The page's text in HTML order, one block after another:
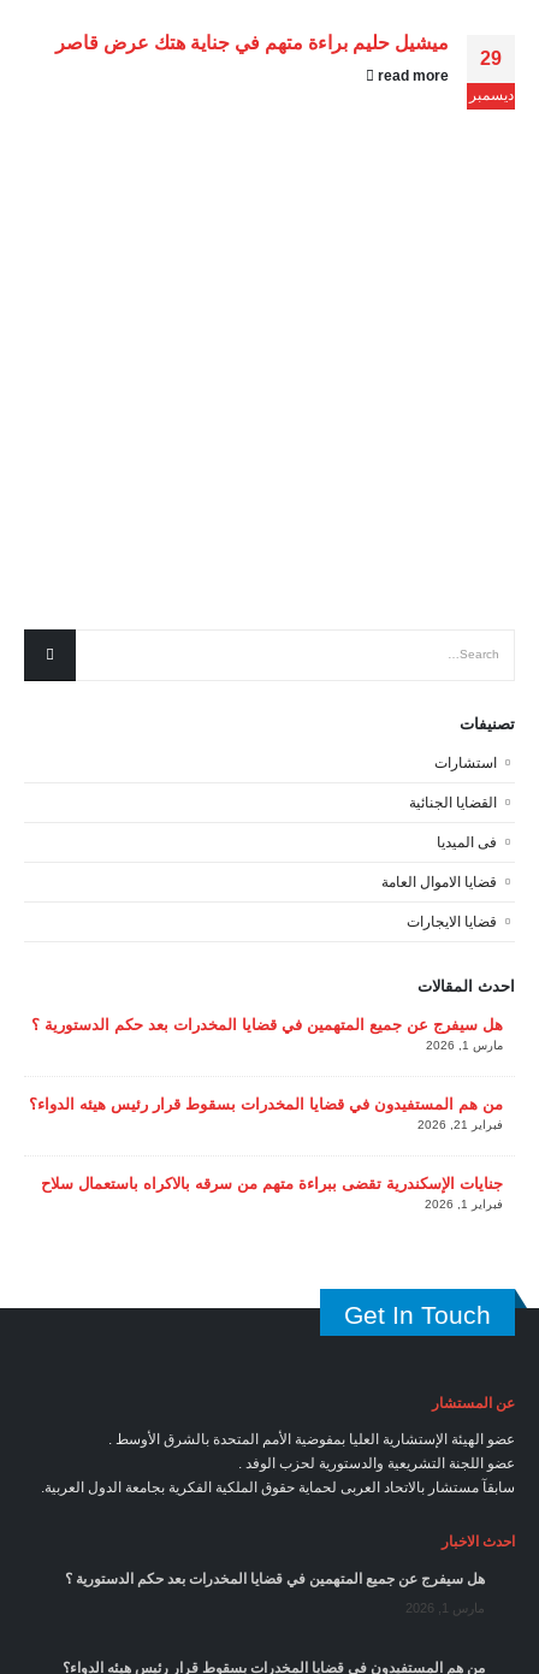
29
ديسمبر
ميشيل حليم براءة متهم في جناية هتك عرض قاصر
read more
تصنيفات
استشارات
القضايا الجنائية
فى الميديا
قضايا الاموال العامة
قضايا الايجارات
احدث المقالات
هل سيفرج عن جميع المتهمين في قضايا المخدرات بعد حكم الدستورية ؟
مارس 1, 2026
من هم المستفيدون في قضايا المخدرات بسقوط قرار رئيس هيئه الدواء؟
فبراير 21, 2026
جنايات الإسكندرية تقضى ببراءة متهم من سرقه بالاكراه باستعمال سلاح
فبراير 1, 2026
Get In Touch
عن المستشار
عضو الهيئة الإستشارية العليا بمفوضية الأمم المتحدة بالشرق الأوسط .
عضو اللجنة التشريعية والدستورية لحزب الوفد .
سابقآ مستشار بالاتحاد العربى لحماية حقوق الملكية الفكرية بجامعة الدول العربية.
احدث الاخبار
هل سيفرج عن جميع المتهمين في قضايا المخدرات بعد حكم الدستورية ؟
مارس 1, 2026
من هم المستفيدون في قضايا المخدرات بسقوط قرار رئيس هيئه الدواء؟